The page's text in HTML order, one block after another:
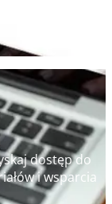
dostęp do
i wsparcia